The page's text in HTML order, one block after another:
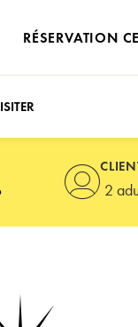
RÉSERVATION
ou Espace
2